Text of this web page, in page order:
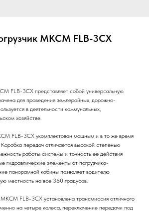
МКСМ FLB-3CX
FLB-3CX представляет собой универсальную
для проведения землеройных, дорожно-
в деятельности коммунальных,
хозяйстве.
FLB-3CX укомплектован мощным и в то же время
передач отличается высокой степенью
работы системы и точность ее действия
гидравлические элементы от погрузчика-
панорамной кабины позволяет водителю
местность на все 360 градусов.
МКСМ FLB-3CX установлена трансмиссия отличного
на четыре колеса, переключение передачи под